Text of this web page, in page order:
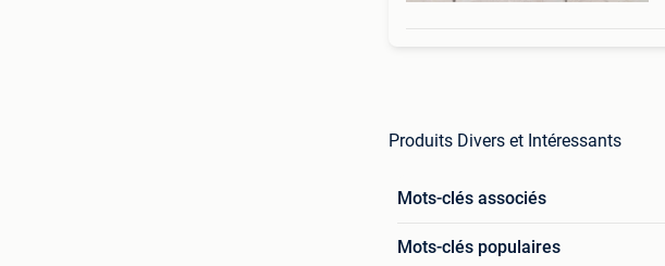
Produits Divers et Intéressants
Mots-clés associés
Mots-clés populaires